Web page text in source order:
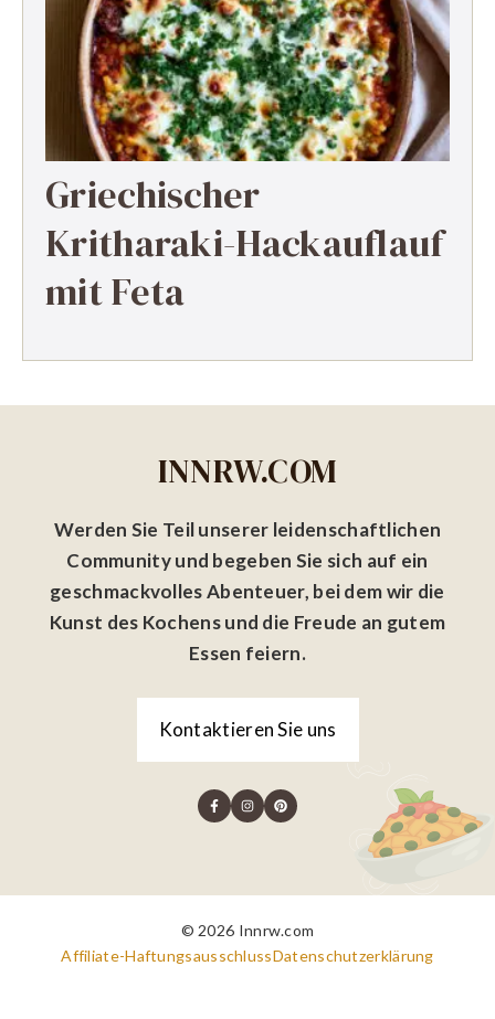
Griechischer
Kritharaki-Hackauflauf
mit Feta
INNRW.COM
Werden Sie Teil unserer leidenschaftlichen
Community und begeben Sie sich auf ein
geschmackvolles Abenteuer, bei dem wir die
Kunst des Kochens und die Freude an gutem
Essen feiern.
Kontaktieren Sie uns
© 2026 Innrw.com
Affiliate-HaftungsausschlussDatenschutzerklärung